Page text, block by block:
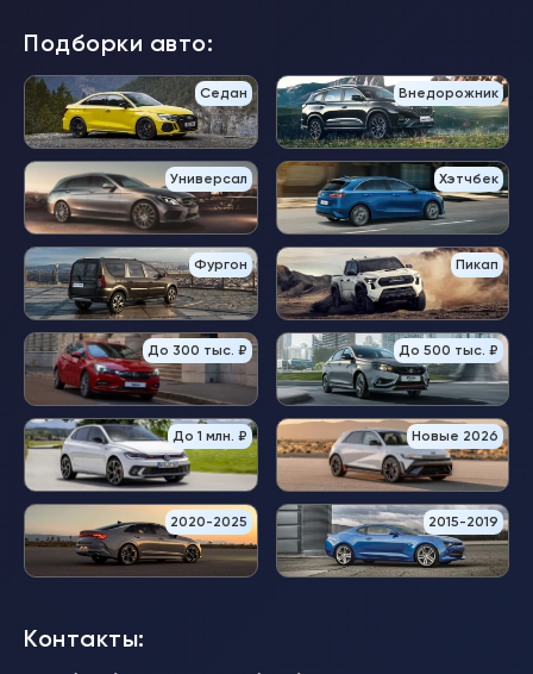
Подборки авто:
Седан Внедорожник
Универсал Хэтчбек
Фургон Пикап
До 300 тыс. ₽ До 500 тыс. ₽
До 1 млн. ₽ Новые 2026
2020-2025 2015-2019
Контакты: